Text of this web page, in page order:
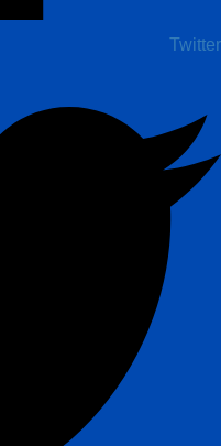
Twitter